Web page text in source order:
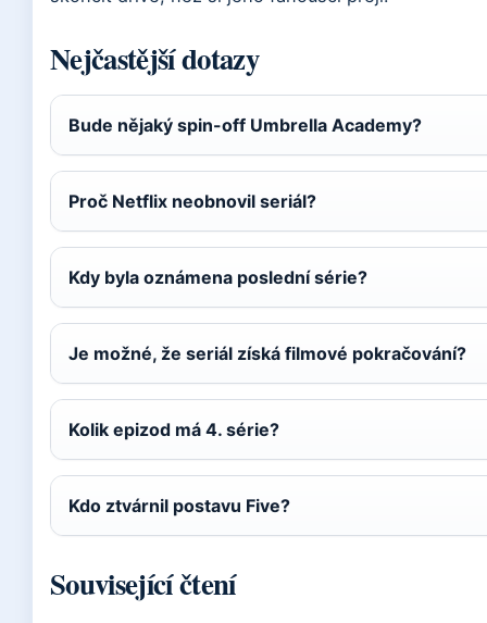
Nejčastější dotazy
Bude nějaký spin-off Umbrella Academy?
Proč Netflix neobnovil seriál?
Kdy byla oznámena poslední série?
Je možné, že seriál získá filmové pokračování?
Kolik epizod má 4. série?
Kdo ztvárnil postavu Five?
Související čtení